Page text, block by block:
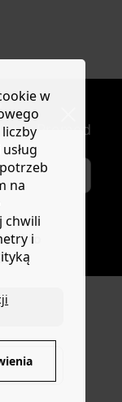
to
Promod
w
na
chwili
i